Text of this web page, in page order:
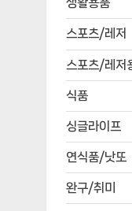
생활용품
스포츠/레저
스포츠/레저
식품
싱글라이프
연식품/낫또
완구/취미